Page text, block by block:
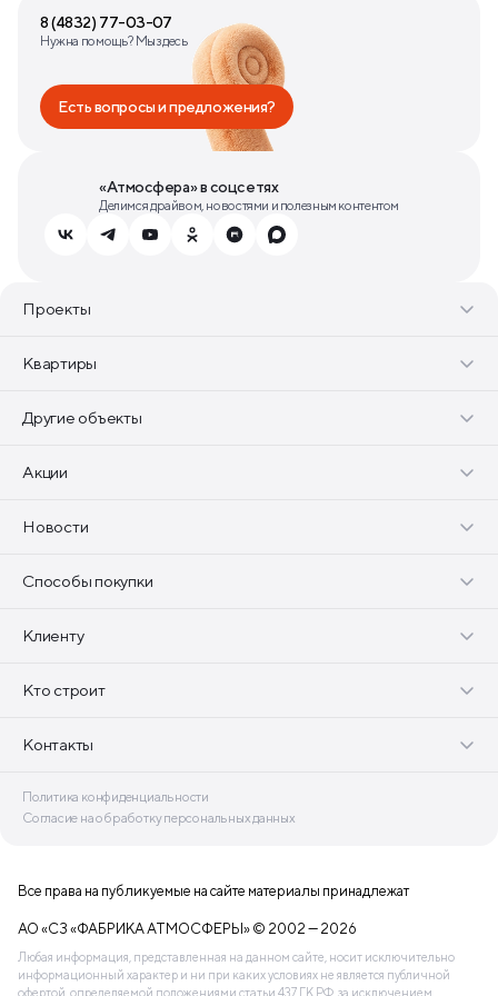
8 (4832) 77-03-07
Нужна помощь? Мы здесь
Есть вопросы и предложения?
«Атмосфера» в соцсетях
Делимся драйвом, новостями и полезным контентом
Проекты
Квартиры
Другие объекты
Акции
Новости
Способы покупки
Клиенту
Кто строит
Контакты
Политика конфиденциальности
Согласие на обработку персональных данных
Все права на публикуемые на сайте материалы принадлежат
АО «СЗ «ФАБРИКА АТМОСФЕРЫ» © 2002 — 2026
Любая информация, представленная на данном сайте, носит исключительно
информационный характер и ни при каких условиях не является публичной
офертой, определяемой положениями статьи 437 ГК РФ, за исключением